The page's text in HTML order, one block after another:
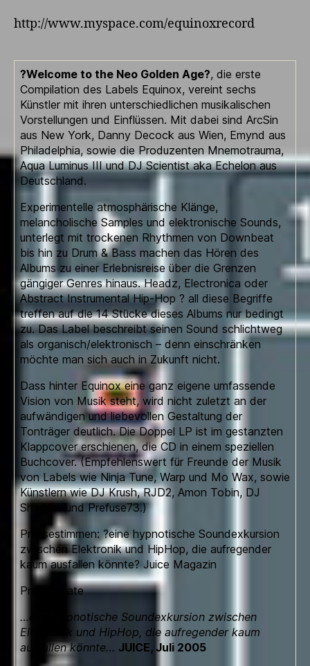
http://www.myspace.com/equinoxrecord
?Welcome to the Neo Golden Age?, die erste
Compilation des Labels Equinox, vereint sechs
Künstler mit ihren unterschiedlichen musikalischen
Vorstellungen und Einflüssen. Mit dabei sind ArcSin
aus New York, Danny Decock aus Wien, Emynd aus
Philadelphia, sowie die Produzenten Mnemotrauma,
Aqua Luminus III und DJ Scientist aka Echelon aus
Deutschland.
Experimentelle atmosphärische Klänge,
melancholische Samples und elektronische Sounds,
unterlegt mit trockenen Rhythmen von Downbeat
bis hin zu Drum & Bass machen das Hören des
Albums zu einer Erlebnisreise über die Grenzen
gängiger Genres hinaus. Headz, Electronica oder
Abstract Instrumental Hip-Hop ? all diese Begriffe
treffen auf die 14 Stücke dieses Albums nur bedingt
zu. Das Label beschreibt seinen Sound schlichtweg
als organisch/elektronisch – denn einschränken
möchte man sich auch in Zukunft nicht.
Dass hinter Equinox eine ganz eigene umfassende
Vision von Musik steht, wird nicht zuletzt an der
aufwändigen und liebevollen Gestaltung der
Tonträger deutlich. Die Doppel LP ist im gestanzten
Klappcover erschienen, die CD in einem speziellen
Buchcover. (Empfehlenswert für Freunde der Musik
von Labels wie Ninja Tune, Warp und Mo Wax, sowie
Künstlern wie DJ Krush, RJD2, Amon Tobin, DJ
Shadow und Prefuse73.)
Pressestimmen: ?eine hypnotische Soundexkursion
zwischen Elektronik und HipHop, die aufregender
kaum ausfallen könnte? Juice Magazin
Pressezitate
…eine hypnotische Soundexkursion zwischen
Elektronik und HipHop, die aufregender kaum
ausfallen könnte… JUICE, Juli 2005